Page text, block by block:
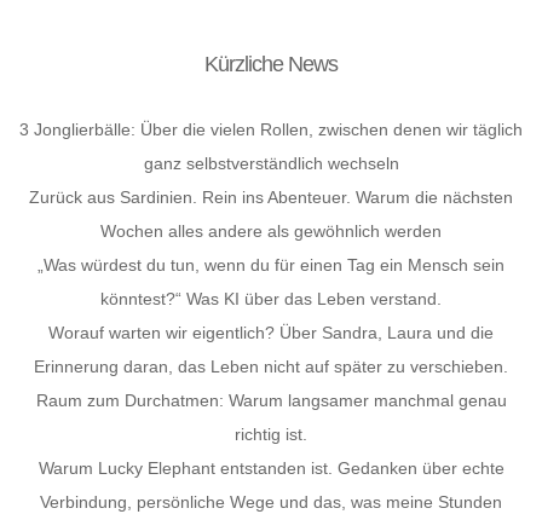
Kürzliche News
3 Jonglierbälle: Über die vielen Rollen, zwischen denen wir täglich
ganz selbstverständlich wechseln
Zurück aus Sardinien. Rein ins Abenteuer. Warum die nächsten
Wochen alles andere als gewöhnlich werden
„Was würdest du tun, wenn du für einen Tag ein Mensch sein
könntest?“ Was KI über das Leben verstand.
Worauf warten wir eigentlich? Über Sandra, Laura und die
Erinnerung daran, das Leben nicht auf später zu verschieben.
Raum zum Durchatmen: Warum langsamer manchmal genau
richtig ist.
Warum Lucky Elephant entstanden ist. Gedanken über echte
Verbindung, persönliche Wege und das, was meine Stunden